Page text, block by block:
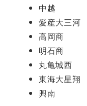
中越
愛産大三河
高岡商
明石商
丸亀城西
東海大星翔
興南